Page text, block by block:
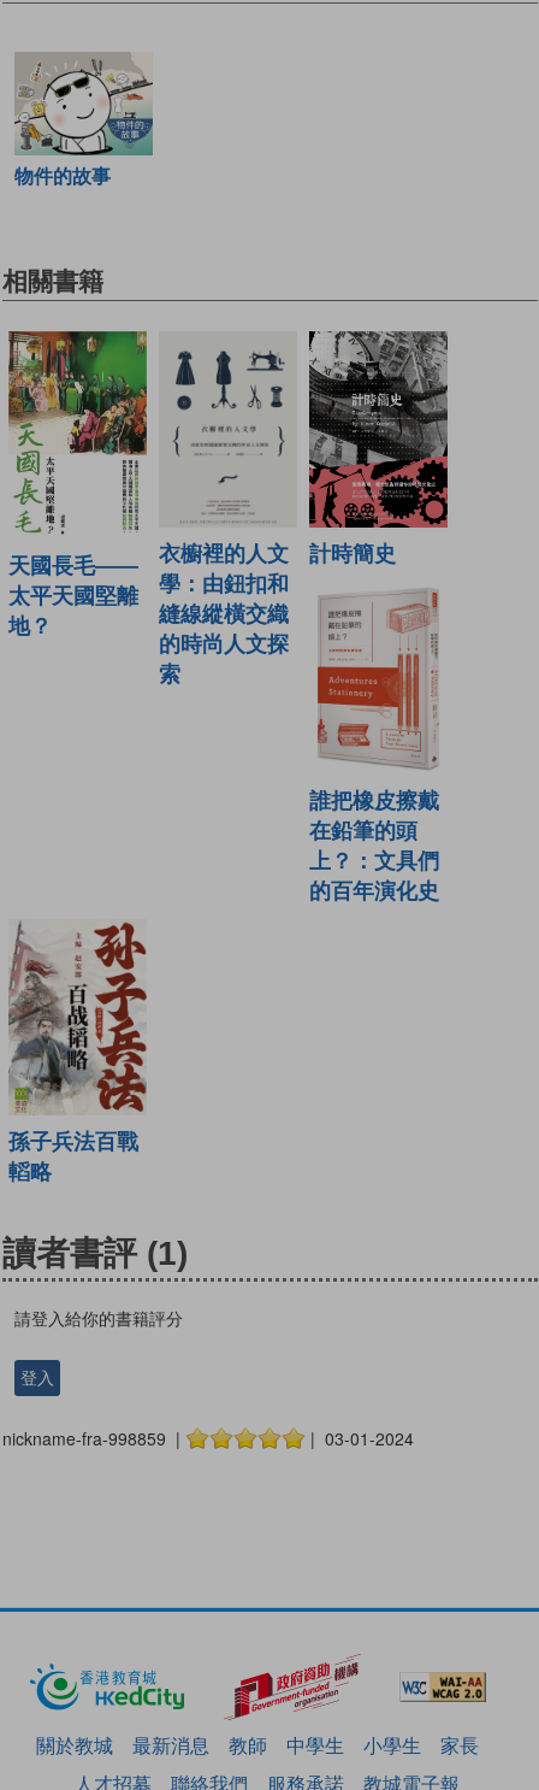
物件的故事
相關書籍
天國長毛——
太平天國堅離
地？
衣櫥裡的人文
學：由鈕扣和
縫線縱橫交織
的時尚人文探
索
計時簡史
誰把橡皮擦戴
在鉛筆的頭
上？：文具們
的百年演化史
孫子兵法百戰
轁略
讀者書評 (1)
請登入給你的書籍評分
登入
nickname-fra-998859 | | 03-01-2024
關於教城 最新消息 教師 中學生 小學生
家長
人才招募
聯絡我們 服務承諾 教城電子報